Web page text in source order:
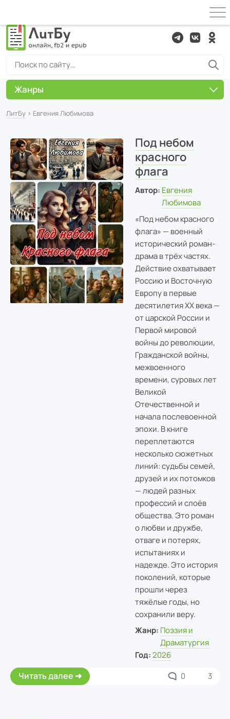
ЛитБу › Евгения Любимова
Под небом
красного
флага
Автор: Евгения
Любимова
«Под небом красного
флага» — военный
исторический роман-
драма в трёх частях.
Действие охватывает
Россию и Восточную
Европу в первые
десятилетия XX века —
от царской России и
Первой мировой
войны до революции,
Гражданской войны,
межвоенного
времени, суровых лет
Великой
Отечественной и
начала послевоенной
эпохи. В книге
переплетаются
несколько сюжетных
линий: судьбы семей,
друзей и их потомков
— людей разных
профессий и слоёв
общества. Это роман
о любви и дружбе,
отваге и потерях,
испытаниях и
надежде. Это история
поколений, которые
прошли через
тяжёлые годы, но
сохранили веру.
Жанр: Поэзия и
Драматургия
Год: 2026
Читать далее 0 3
Жанры